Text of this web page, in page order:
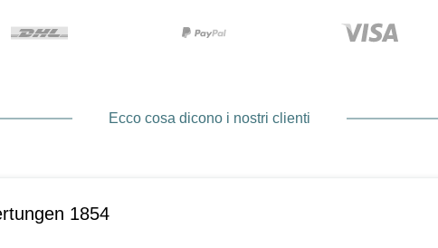
Ecco cosa dicono i nostri clienti